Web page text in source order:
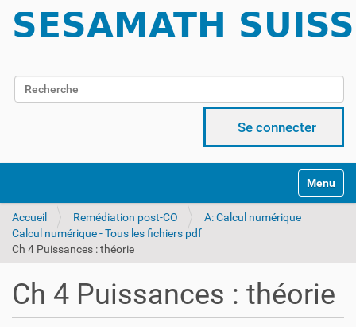
Chercher par
Se connecter
Activer/
Accueil Remédiation post-CO
A: Calcul numérique
Calcul numérique - Tous les fichiers pdf
Ch 4 Puissances : théorie
Ch 4 Puissances : théorie